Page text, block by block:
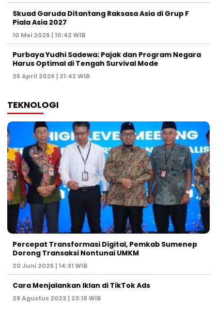
Skuad Garuda Ditantang Raksasa Asia di Grup F
Piala Asia 2027
10 Mei 2026 | 10:42 WIB
Purbaya Yudhi Sadewa; Pajak dan Program Negara
Harus Optimal di Tengah Survival Mode
25 April 2026 | 21:42 WIB
TEKNOLOGI
Percepat Transformasi Digital, Pemkab Sumenep
Dorong Transaksi Nontunai UMKM
20 Juni 2025 | 14:31 WIB
Cara Menjalankan Iklan di TikTok Ads
29 Agustus 2023 | 23:18 WIB